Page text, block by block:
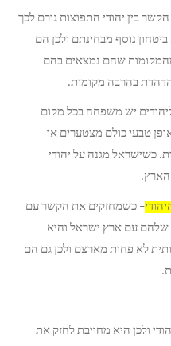
בין יהודי התפוצות גורם לכך
נוסף מבחינתם ולכן הם
שהם נמצאים בהם
בהרבה מקומות.
יש משפחה בכל מקום
טבעי כולם מצטערים או
כשישראל מגנה על יהודי
הארץ.
– כשמחזקים את הקשר עם
שלהם עם ארץ ישראל והיא
לא פחות מארצם ולכן גם הם
ולכן היא מחויבת לחזק את